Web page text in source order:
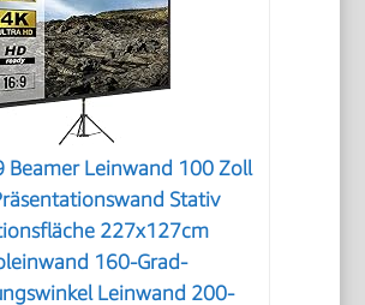
Beamer Leinwand 100 Zoll
Stativ
227x127cm
​160-Grad-
Leinwand 200-